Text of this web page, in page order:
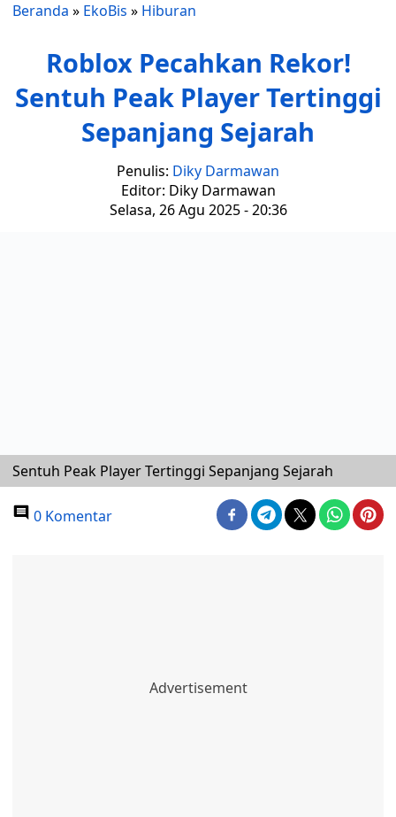
Beranda » EkoBis » Hiburan
Roblox Pecahkan Rekor!
Sentuh Peak Player Tertinggi
Sepanjang Sejarah
Penulis: Diky Darmawan
Editor: Diky Darmawan
Selasa, 26 Agu 2025 - 20:36
Sentuh Peak Player Tertinggi Sepanjang Sejarah
0 Komentar